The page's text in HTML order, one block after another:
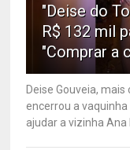
"Deise do
R$ 132 mil
"Comprar a
Deise Gouveia,
encerrou a
ajudar a vizinha Ana